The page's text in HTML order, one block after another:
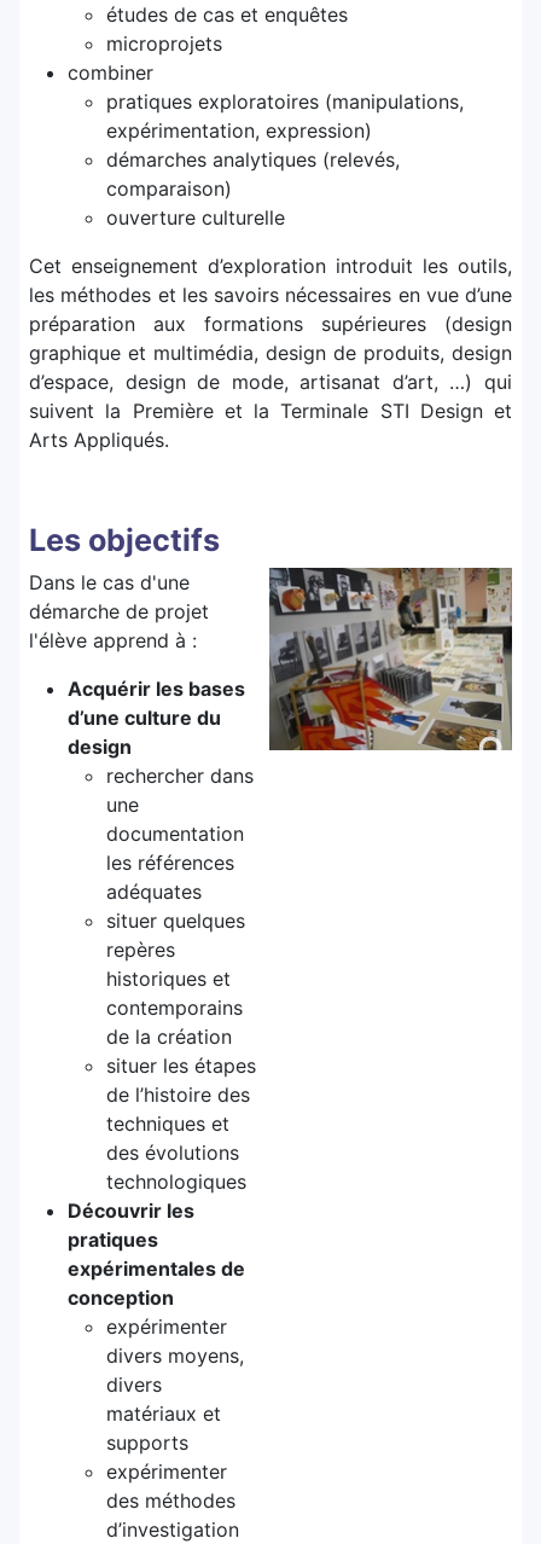
études de cas et enquêtes
microprojets
combiner
pratiques exploratoires (manipulations,
expérimentation, expression)
démarches analytiques (relevés,
comparaison)
ouverture culturelle
Cet enseignement d’exploration introduit les outils,
les méthodes et les savoirs nécessaires en vue d’une
préparation aux formations supérieures (design
graphique et multimédia, design de produits, design
d’espace, design de mode, artisanat d’art, …) qui
suivent la Première et la Terminale STI Design et
Arts Appliqués.
Les objectifs
Dans le cas d'une
démarche de projet
l'élève apprend à :
Acquérir les bases
d’une culture du
design
rechercher dans
une
documentation
les références
adéquates
situer quelques
repères
historiques et
contemporains
de la création
situer les étapes
de l’histoire des
techniques et
des évolutions
technologiques
Découvrir les
pratiques
expérimentales de
conception
expérimenter
divers moyens,
divers
matériaux et
supports
expérimenter
des méthodes
d’investigation